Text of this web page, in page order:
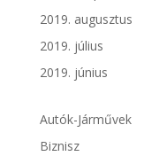
2019. augusztus
2019. július
2019. június
Autók-Járművek
Biznisz